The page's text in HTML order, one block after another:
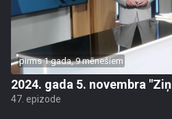
pirms 1 gada, 9 mēnešiem
2024. gada 5. novembra
47. epizode